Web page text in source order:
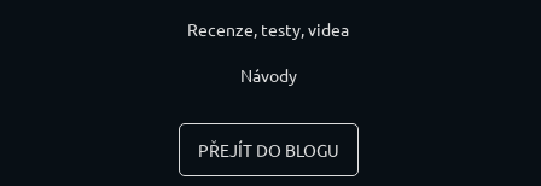
Recenze, testy, videa
Návody
PŘEJÍT DO BLOGU